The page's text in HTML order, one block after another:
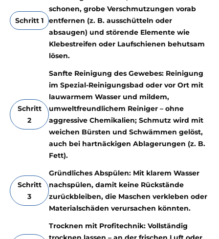
Schritt 1
schonen, grobe Verschmutzungen vorab
entfernen (z. B. ausschütteln oder
absaugen) und störende Elemente wie
Klebestreifen oder Laufschienen behutsam
lösen.
Schritt
2
Sanfte Reinigung des Gewebes: Reinigung
im Spezial-Reinigungsbad oder vor Ort mit
lauwarmem Wasser und mildem,
umweltfreundlichem Reiniger – ohne
aggressive Chemikalien; Schmutz wird mit
weichen Bürsten und Schwämmen gelöst,
auch bei hartnäckigen Ablagerungen (z. B.
Fett).
Schritt
3
Gründliches Abspülen: Mit klarem Wasser
nachspülen, damit keine Rückstände
zurückbleiben, die Maschen verkleben oder
Materialschäden verursachen könnten.
Trocknen mit Profitechnik: Vollständig